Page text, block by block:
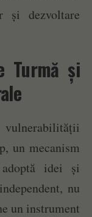
și dezvoltare
Turmă și
un mecanism
idei și
nu
un instrument